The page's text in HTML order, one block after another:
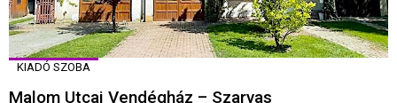
KIADÓ SZOBA
Malom Utcai Vendégház – Szarvas